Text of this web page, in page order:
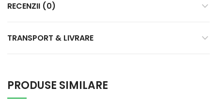
RECENZII (0)
TRANSPORT & LIVRARE
PRODUSE SIMILARE